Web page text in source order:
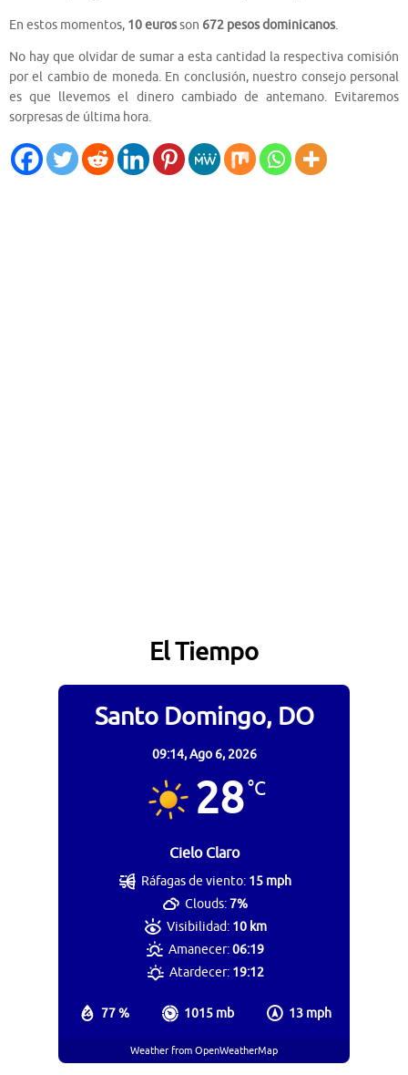
En estos momentos, 10 eurosson 672 pesos dominicanos.
No hay que olvidar de sumar a esta cantidad la respectiva comisión
por el cambio de moneda. En conclusión, nuestro consejo personal
es que llevemos el dinero cambiado de antemano. Evitaremos
sorpresas de última hora.
El Tiempo
Santo Domingo, DO
09:14,Ago 6, 2026
28°C
Cielo Claro
77 % 1015 mb 13 mph
Ráfagas de viento: 15 mph
Clouds:7%
Visibilidad: 10 km
Amanecer:06:19
Atardecer: 19:12
Weather from OpenWeatherMap